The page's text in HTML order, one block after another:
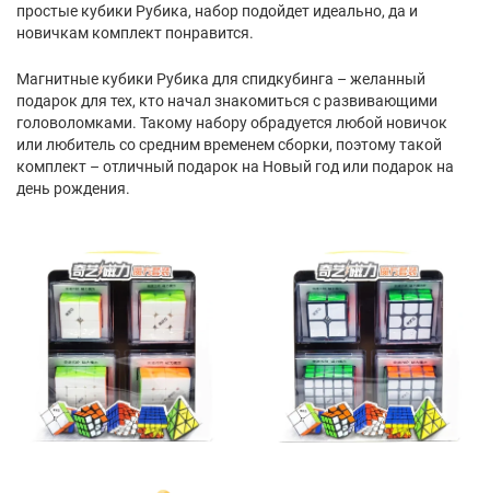
простые кубики Рубика, набор подойдет идеально, да и
новичкам комплект понравится.
Магнитные кубики Рубика для спидкубинга – желанный
подарок для тех, кто начал знакомиться с развивающими
головоломками. Такому набору обрадуется любой новичок
или любитель со средним временем сборки, поэтому такой
комплект – отличный подарок на Новый год или подарок на
день рождения.